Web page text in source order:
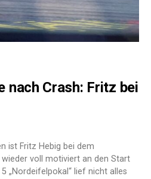
nach Crash: Fritz bei
ist Fritz Hebig bei dem
voll motiviert an den Start
„Nordeifelpokal“ lief nicht alles